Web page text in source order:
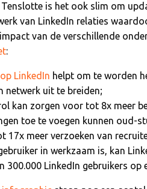
is het ook slim om
van LinkedIn relaties
van de verschillende
:
LinkedIn helpt om te worden
netwerk uit te breiden;
kan zorgen voor tot 8x meer
toe te voegen kunnen oud-
17x meer verzoeken van
in werkzaam is, kan
300.000 LinkedIn gebruikers op